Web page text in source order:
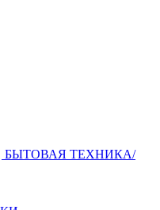
БЫТОВАЯ ТЕХНИКА/